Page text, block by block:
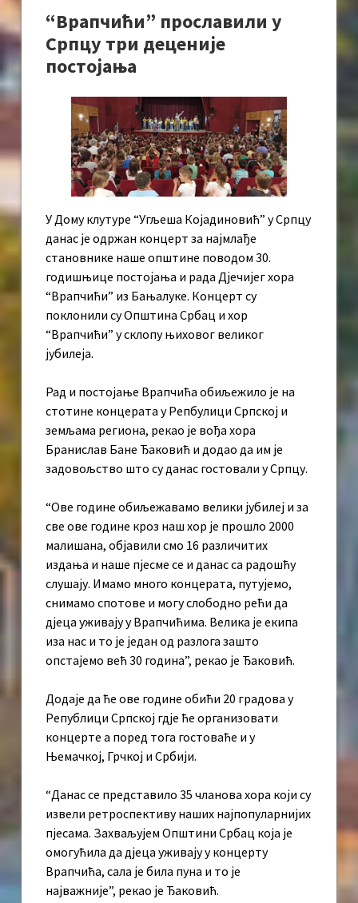
“Врапчићи” прославили у
Српцу три деценије
постојања
У Дому клутуре “Угљеша Којадиновић” у Српцу
данас је одржан концерт за најмлађе
становнике наше општине поводом 30.
годишњице постојања и рада Д‌јечијег хора
“Врапчићи” из Бањалуке. Концерт су
поклонили су Општина Србац и хор
“Врапчићи” у склопу њиховог великог
јубилеја.
Рад и постојање Врапчића обиљежило је на
стотине концерата у Репбулици Српској и
земљама региона, рекао је вођа хора
Бранислав Бане Ђаковић и додао да им је
задовољство што су данас гостовали у Српцу.
“Ове године обиљежавамо велики јубилеј и за
све ове године кроз наш хор је прошло 2000
малишана, објавили смо 16 различитих
издања и наше пјесме се и данас са радошћу
слушају. Имамо много концерата, путујемо,
снимамо спотове и могу слободно рећи да
д‌јеца уживају у Врапчићима. Велика је екипа
иза нас и то је један од разлога зашто
опстајемо већ 30 година”, рекао је Ђаковић.
Додаје да ће ове године обићи 20 градова у
Републици Српској гд‌је ће организовати
концерте а поред тога гостоваће и у
Њемачкој, Грчкој и Србији.
“Данас се представило 35 чланова хора који су
извели ретроспективу наших најпопуларнијих
пјесама. Захваљујем Општини Србац која је
омогућила да д‌јеца уживају у концерту
Врапчића, сала је била пуна и то је
најважније”, рекао је Ђаковић.